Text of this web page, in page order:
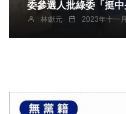
委參選人批綠委「挺
林獻元 2023年十一